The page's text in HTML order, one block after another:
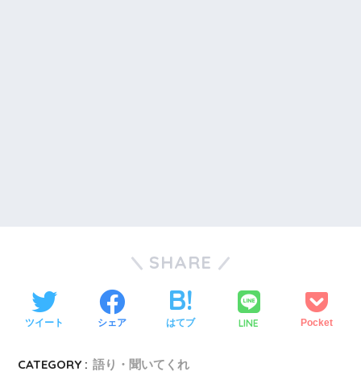
SHARE
ツイート シェア はてブ LINE Pocket
CATEGORY : 語り・聞いてくれ